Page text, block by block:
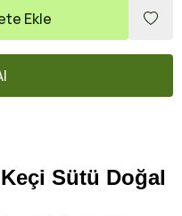
Ekle
Sütü Doğal